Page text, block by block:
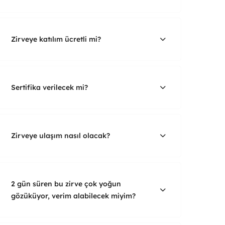
Zirveye katılım ücretli mi?
Sertifika verilecek mi?
Zirveye ulaşım nasıl olacak?
2 gün süren bu zirve çok yoğun
gözüküyor, verim alabilecek miyim?